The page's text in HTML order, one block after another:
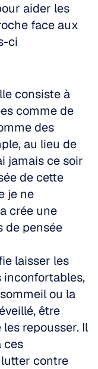
aider les
face aux
ci
consiste à
comme de
des
au lieu de
jamais ce soir
de cette
je ne
crée une
de pensée
laisser les
inconfortables,
ou la
être
repousser. Il
ces
contre